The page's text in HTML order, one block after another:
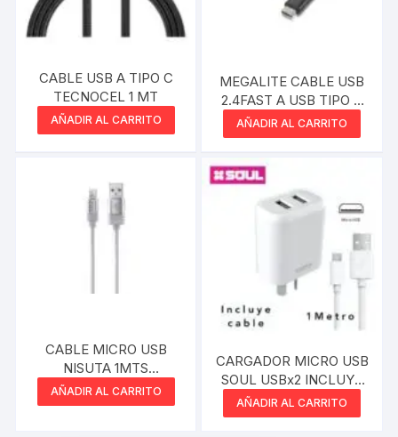
CABLE USB A TIPO C
TECNOCEL 1 MT
AÑADIR AL CARRITO
MEGALITE CABLE USB
2.4FAST A USB TIPO C
1.5 MTS
AÑADIR AL CARRITO
CABLE MICRO USB
NISUTA 1MTS
REFORZADO
AÑADIR AL CARRITO
CARGADOR MICRO USB
SOUL USBx2 INCLUYE
CABLE 2.4A
AÑADIR AL CARRITO